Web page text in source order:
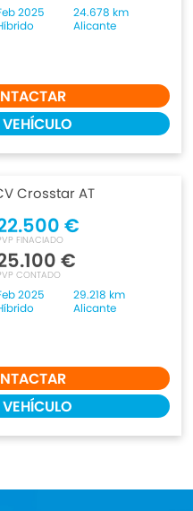
2025
24.678 km
Alicante
Crosstar AT
€
FINACIADO
€
CONTADO
2025
29.218 km
Alicante